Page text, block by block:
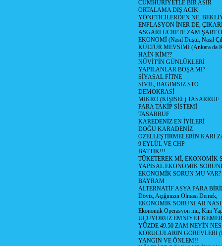
CUMHURİYETLE BİR ASIR
ORTALAMA DIŞ ACIK
YÖNETİCİLERDEN NE,
ENFLASYON İNER DE,
ASGARİ ÜCRETE ZAM ŞART
EKONOMİ (Nasıl Düştü, Nasıl
KÜLTÜR MEVSİMİ (Ankara da
HAİN KİM??
NÜVİT'İN GÜNLÜKLERİ
YAPILANLAR BOŞA MI?
SİYASAL FİTNE
SİVİL, BAGIMSIZ STÖ
DEMOKRASİ
MİKRO (KİŞİSEL) TASARRUF
PARA TAKİP SİSTEMİ
TASARRUF
KAREDENİZ EN İYİLERİ
DOĞU KARADENİZ
ÖZELLEŞTİRMELERİN KARI
9 EYLÜL VE CHP
BATTIK!!!
TÜKETEREK Mİ, EKONOMİK
YAPISAL EKONOMİK
EKONOMİK SORUN MU VAR?
BAYRAM
ALTERNATİF ASYA PARA
Döviz, Açığınızın Olması Demek,
EKONOMİK SORUNLAR
Ekonomik Operasyon mu, Kim
UÇUYORUZ EMNİYET
YÜZDE 49.50 ZAM NEYİN
KORUCULARIN GÖREVLERİ
YANGIN VE ÖNLEM!!